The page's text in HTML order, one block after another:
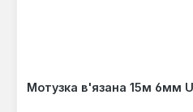
Мотузка в'язана 15м 6мм